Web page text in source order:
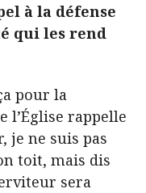
à la défense
qui les rend
pour la
l’Église rappelle
je ne suis pas
toit, mais dis
sera